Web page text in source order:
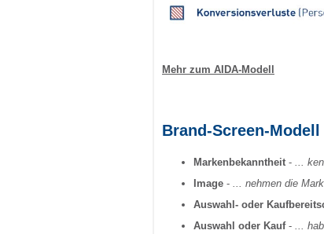
Mehr zum AIDA-Modell
Brand-Screen-Modell
Markenbekanntheit - ...
Image - ... nehmen die
Auswahl- oder
Auswahl oder Kauf - ...